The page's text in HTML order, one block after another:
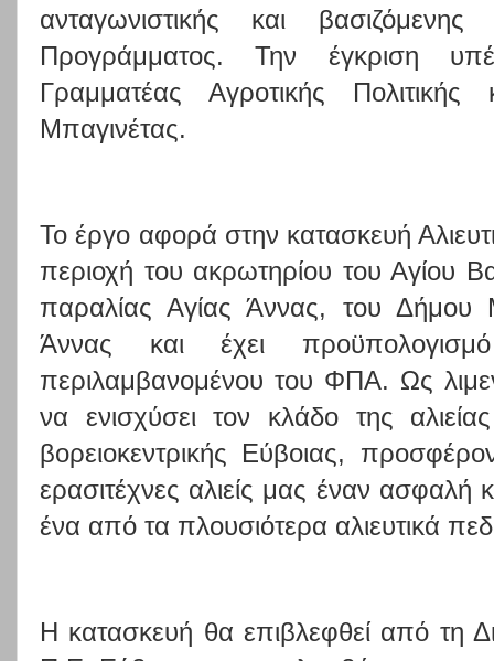
ανταγωνιστικής και
Προγράμματος. Την έγκριση
Γραμματέας Αγροτικής
Μπαγινέτας.
Το έργο αφορά στην κατασκευή
περιοχή του ακρωτηρίου του Αγίου
παραλίας Αγίας Άννας, του Δήμου
Άννας και έχει
περιλαμβανομένου του ΦΠΑ. Ως
να ενισχύσει τον κλάδο της
βορειοκεντρικής Εύβοιας,
ερασιτέχνες αλιείς μας έναν ασφαλή
ένα από τα πλουσιότερα αλιευτικά
Η κατασκευή θα επιβλεφθεί από τη